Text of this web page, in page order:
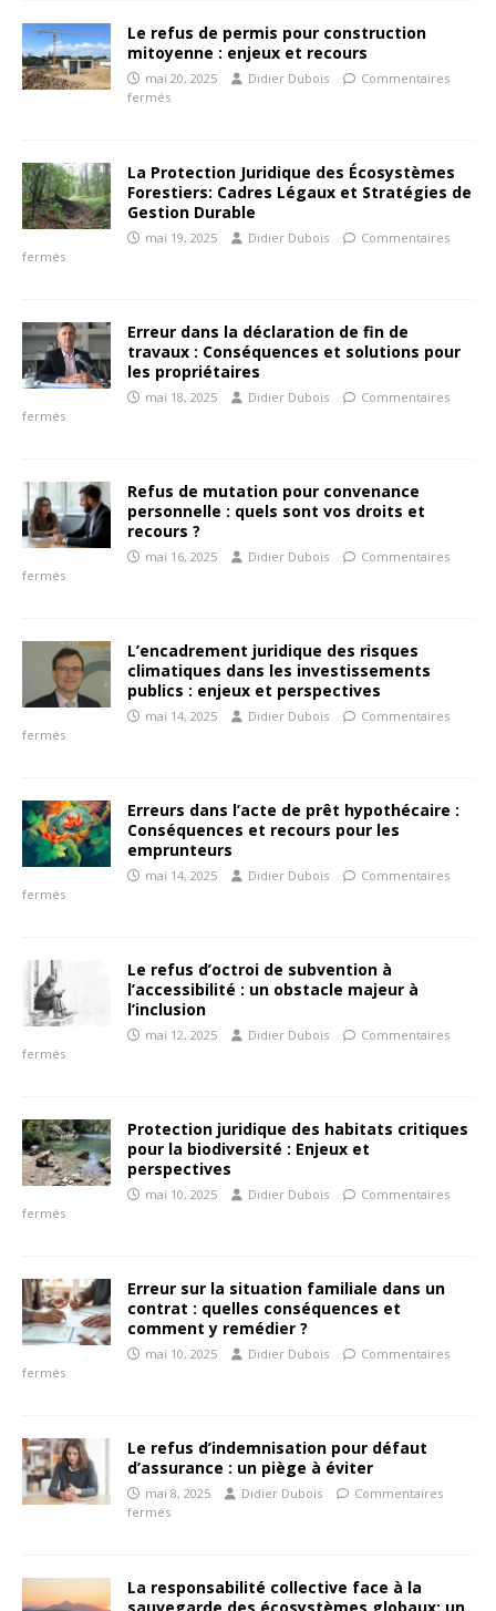
Le refus de permis pour construction
mitoyenne : enjeux et recours
mai 20, 2025 Didier Dubois
Commentaires
fermés
La Protection Juridique des Écosystèmes
Forestiers: Cadres Légaux et Stratégies de
Gestion Durable
mai 19, 2025 Didier Dubois
Commentaires
fermés
Erreur dans la déclaration de fin de
travaux : Conséquences et solutions pour
les propriétaires
mai 18, 2025 Didier Dubois
Commentaires
fermés
Refus de mutation pour convenance
personnelle : quels sont vos droits et
recours ?
mai 16, 2025 Didier Dubois
Commentaires
fermés
L’encadrement juridique des risques
climatiques dans les investissements
publics : enjeux et perspectives
mai 14, 2025 Didier Dubois
Commentaires
fermés
Erreurs dans l’acte de prêt hypothécaire :
Conséquences et recours pour les
emprunteurs
mai 14, 2025 Didier Dubois
Commentaires
fermés
Le refus d’octroi de subvention à
l’accessibilité : un obstacle majeur à
l’inclusion
mai 12, 2025 Didier Dubois
Commentaires
fermés
Protection juridique des habitats critiques
pour la biodiversité : Enjeux et
perspectives
mai 10, 2025 Didier Dubois
Commentaires
fermés
Erreur sur la situation familiale dans un
contrat : quelles conséquences et
comment y remédier ?
mai 10, 2025 Didier Dubois
Commentaires
fermés
Le refus d’indemnisation pour défaut
d’assurance : un piège à éviter
mai 8, 2025 Didier Dubois
Commentaires
fermés
La responsabilité collective face à la